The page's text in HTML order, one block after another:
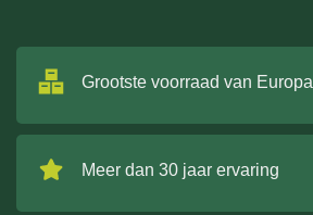
Grootste voorraad van Europa
Meer dan 30 jaar ervaring